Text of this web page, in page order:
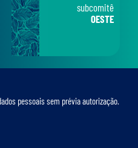
subcomitê
OESTE
pessoais sem prévia autorização.